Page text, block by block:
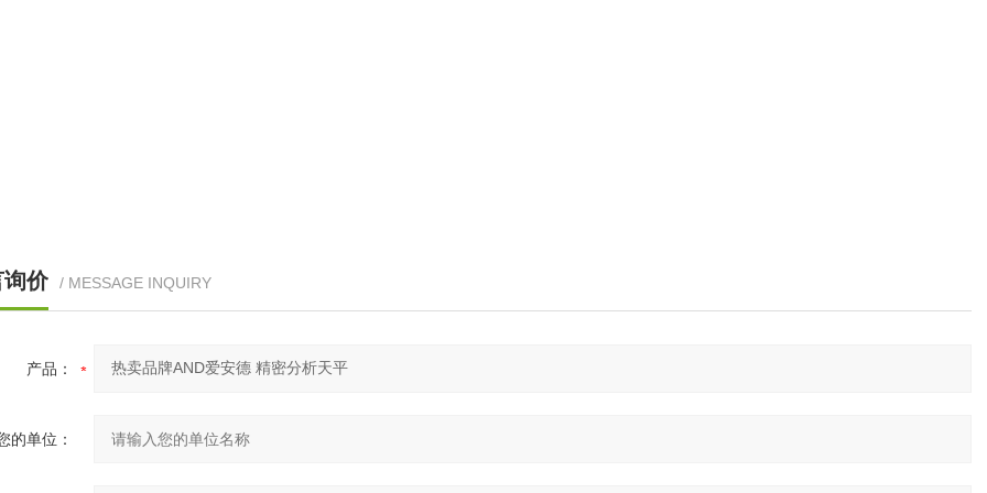
价 / MESSAGE INQUIRY
产品：
的单位：